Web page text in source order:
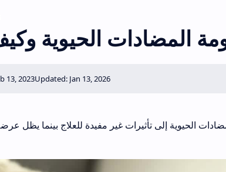
المضادات الحيوية
الحيوية إلى تأثيرات غير مفيدة للعلاج بينما يظل